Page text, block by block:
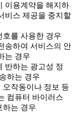
이용계약을 해지하
비스 제공을 중지할
호를 사용한 경우
송하여 서비스의 안
는 경우
반하는 광고성 정
하는 경우
오작동이나 정보 등
컴퓨터 바이러스
하는 경우